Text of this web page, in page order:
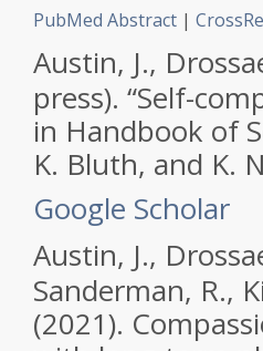
PubMed Abstract |
Austin, J.,
press). “Self-
in Handbook of
K. Bluth, and K.
Google Scholar
Austin, J.,
Sanderman, R.,
(2021).